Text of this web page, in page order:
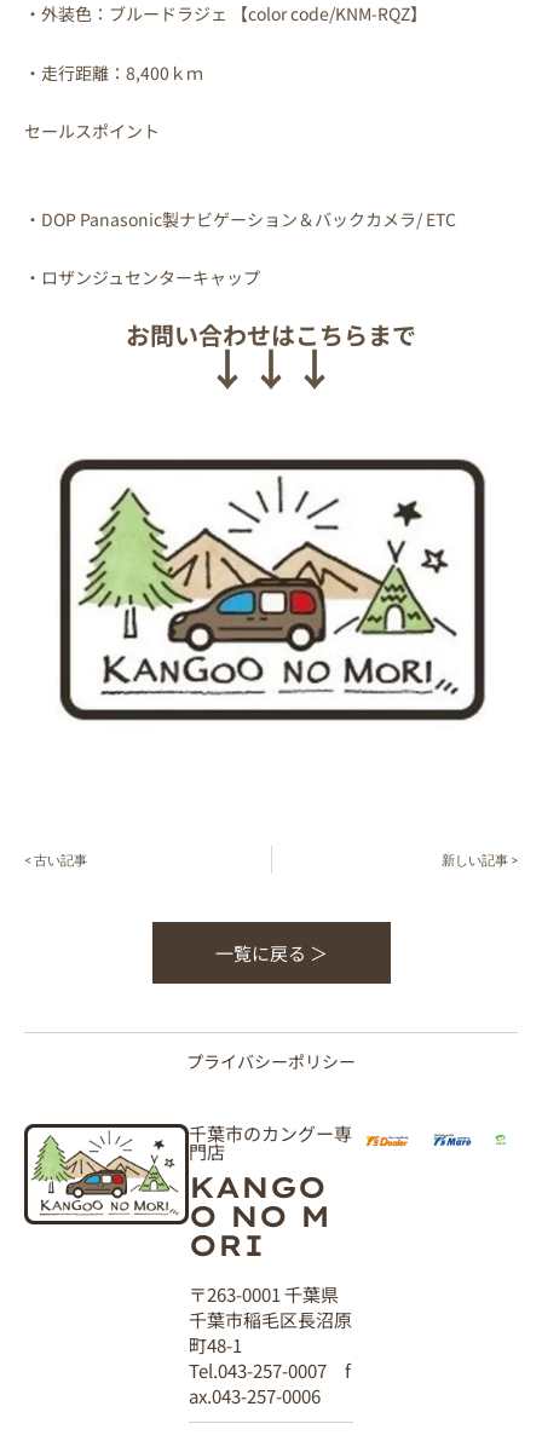
・外装色：ブルードラジェ 【color code/KNM-RQZ】
・走行距離：8,400ｋｍ
セールスポイント
・DOP Panasonic製ナビゲーション＆バックカメラ/ ETC
・ロザンジュセンターキャップ
お問い合わせはこちらまで
↓↓↓
< 古い記事 新しい記事 >
一覧に戻る ＞
プライバシーポリシー
千葉市のカングー専
門店
KANGO
O NO M
ORI
〒263-0001 千葉県
千葉市稲毛区長沼原
町48-1
Tel.043-257-0007 f
ax.043-257-0006